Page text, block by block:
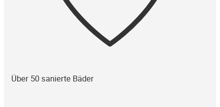
Über 50 sanierte Bäder